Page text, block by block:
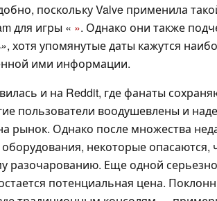
поскольку Valve применила
для игры « ». Однако они также
, хотя упомянутые даты кажутся
ими информации.
и на Reddit, где фанаты
пользователи воодушевлены и
рынок. Однако после множества
некоторые опасаются,
разочарованию. Еще одной
потенциальная цена.